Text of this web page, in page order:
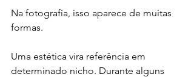
Na fotografia, isso aparece de muitas
formas.
Uma estética vira referência em
determinado nicho. Durante alguns